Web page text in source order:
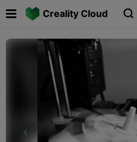
Creality Cloud 